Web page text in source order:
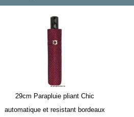
29cm Parapluie pliant Chic
automatique et resistant bordeaux